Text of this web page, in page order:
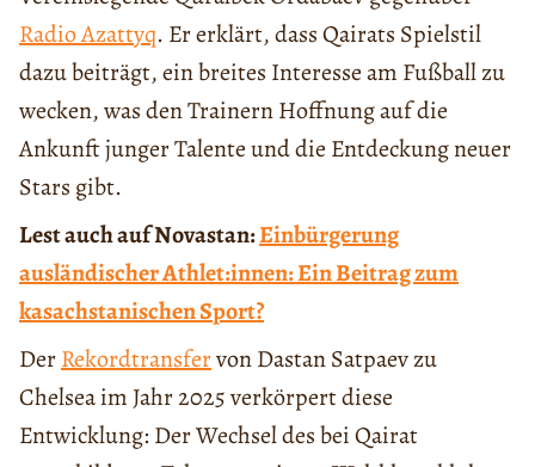
Radio Azattyq. Er erklärt, dass Qairats Spielstil
dazu beiträgt, ein breites Interesse am Fußball zu
wecken, was den Trainern Hoffnung auf die
Ankunft junger Talente und die Entdeckung neuer
Stars gibt.
Lest auch auf Novastan:Einbürgerung
ausländischer Athlet:innen: Ein Beitrag zum
kasachstanischen Sport?
DerRekordtransfervon Dastan Satpaev zu
Chelsea im Jahr 2025 verkörpert diese
Entwicklung: Der Wechsel des bei Qairat